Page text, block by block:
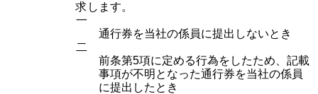
求します。
一
通行券を当社の係員に提出しないとき
二
前条第5項に定める行為をしたため、記載
事項が不明となった通行券を当社の係員
に提出したとき